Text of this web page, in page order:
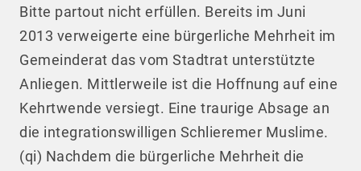
Bitte partout nicht erfüllen. Bereits im Juni
2013 verweigerte eine bürgerliche Mehrheit im
Gemeinderat das vom Stadtrat unterstützte
Anliegen. Mittlerweile ist die Hoffnung auf eine
Kehrtwende versiegt. Eine traurige Absage an
die integrationswilligen Schlieremer Muslime.
(qi) Nachdem die bürgerliche Mehrheit die